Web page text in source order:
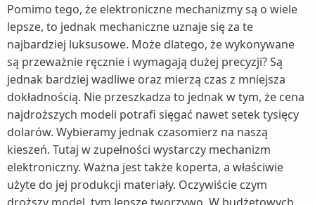
Pomimo tego, że elektroniczne mechanizmy są o wiele
lepsze, to jednak mechaniczne uznaje się za te
najbardziej luksusowe. Może dlatego, że wykonywane
są przeważnie ręcznie i wymagają dużej precyzji? Są
jednak bardziej wadliwe oraz mierzą czas z mniejsza
dokładnością. Nie przeszkadza to jednak w tym, że cena
najdroższych modeli potrafi sięgać nawet setek tysięcy
dolarów. Wybieramy jednak czasomierz na naszą
kieszeń. Tutaj w zupełności wystarczy mechanizm
elektroniczny. Ważna jest także koperta, a właściwie
użyte do jej produkcji materiały. Oczywiście czym